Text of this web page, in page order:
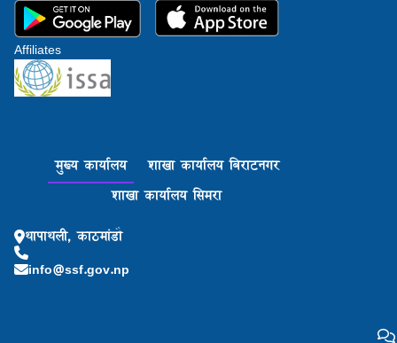
Affiliates
मुख्य कार्यालय
शाखा कार्यालय बिराटनगर
शाखा कार्यालय सिमरा
थापाथली, काठमांडौ
info@ssf.gov.np